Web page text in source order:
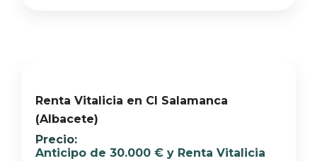
Renta Vitalicia en Cl Salamanca
(Albacete)
Anticipo de 30.000 € y Renta Vitalicia